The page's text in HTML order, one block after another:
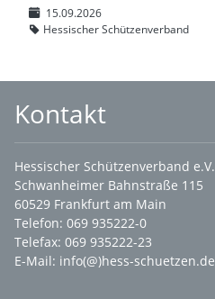
15.09.2026
Hessischer Schützenverband
Kontakt
Hessischer Schützenverband e.V.
Schwanheimer Bahnstraße 115
60529 Frankfurt am Main
Telefon: 069 935222-0
Telefax: 069 935222-23
E-Mail: info(@)hess-schuetzen.de